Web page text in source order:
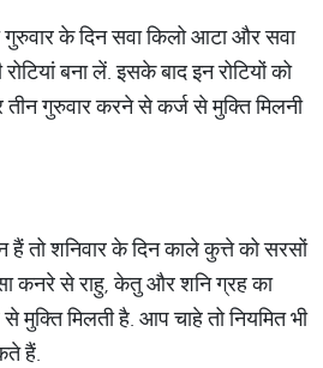
के दिन सवा किलो आटा और सवा
बना लें. इसके बाद इन रोटियों को
तीन गुरुवार करने से कर्ज से मुक्ति मिलनी
तो शनिवार के दिन काले कुत्ते को सरसों
कनरे से राहु, केतु और शनि ग्रह का
मुक्ति मिलती है. आप चाहे तो नियमित भी
हैं.